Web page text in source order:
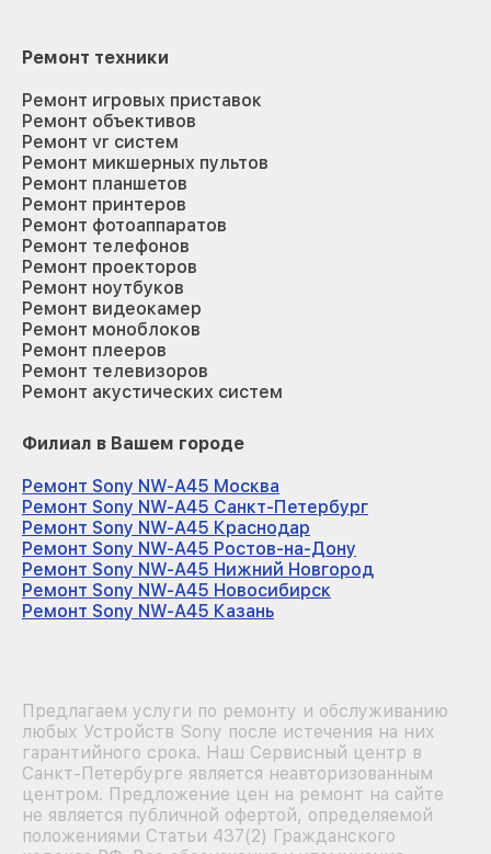
Ремонт техники
Ремонт игровых приставок
Ремонт объективов
Ремонт vr систем
Ремонт микшерных пультов
Ремонт планшетов
Ремонт принтеров
Ремонт фотоаппаратов
Ремонт телефонов
Ремонт проекторов
Ремонт ноутбуков
Ремонт видеокамер
Ремонт моноблоков
Ремонт плееров
Ремонт телевизоров
Ремонт акустических систем
Филиал в Вашем городе
Ремонт Sony NW-A45 Москва
Ремонт Sony NW-A45 Санкт-Петербург
Ремонт Sony NW-A45 Краснодар
Ремонт Sony NW-A45 Ростов-на-Дону
Ремонт Sony NW-A45 Нижний Новгород
Ремонт Sony NW-A45 Новосибирск
Ремонт Sony NW-A45 Казань
Предлагаем услуги по ремонту и обслуживанию
любых Устройств Sony после истечения на них
гарантийного срока. Наш Сервисный центр в
Санкт-Петербурге является неавторизованным
центром. Предложение цен на ремонт на сайте
не является публичной офертой, определяемой
положениями Статьи 437(2) Гражданского